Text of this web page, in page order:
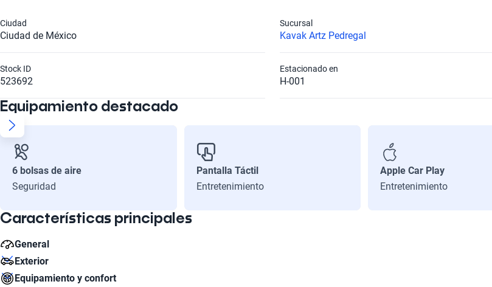
Ciudad de México
Ciudad
Kavak Artz Pedregal
Sucursal
523692
Stock ID
H-001
Estacionado en
Equipamiento destacado
6 bolsas de aire
Seguridad
Pantalla Táctil
Entretenimiento
Apple Car Play
Entretenimiento
Características principales
General
6
Exterior
Equipamiento y confort